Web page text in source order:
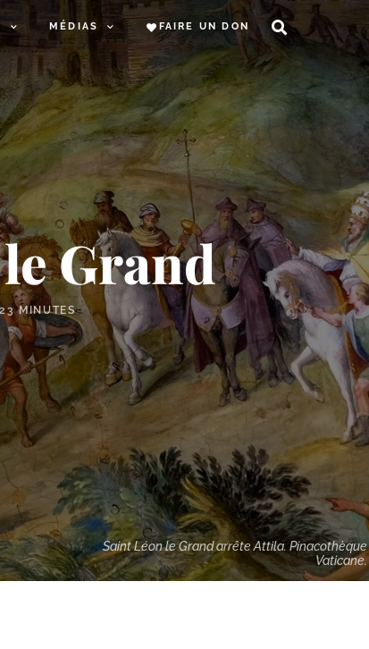
MÉDIAS FAIRE UN DON
Grand
23 MINUTES
Saint Léon le Grand arrête Attila. Pinacothèque
Vaticane.